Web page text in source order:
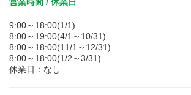
9:00～18:00(1/1)
8:00～19:00(4/1～10/31)
8:00～18:00(11/1～12/31)
8:00～18:00(1/2～3/31)
休業日：なし